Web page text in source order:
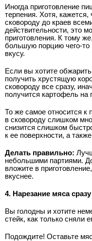
Иногда приготовление
терпения. Хотя, кажется,
сковороду до краев
действительности, это
приготовления. К тому
большую порцию чего-то
вкусу.
Если вы хотите
получить хрустящую
сковороду все сразу,
получится картофель на
То же самое относится к
в сковороду слишком
снизится слишком
к ее поверхности, а
Делать правильно:
небольшими партиями.
вложите в
вкуснее.
4. Нарезание мяса
Вы голодны и хотите
стейк, как только сняли
Подождите! Оставьте